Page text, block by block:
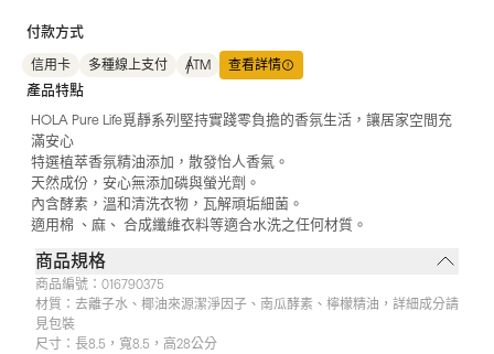
付款方式
信用卡 多種線上支付 ATM 查看詳情
產品特點
HOLA Pure Life覓靜系列堅持實踐零負擔的香氛生活，讓居家空間充
滿安心
特選植萃香氛精油添加，散發怡人香氣。
天然成份，安心無添加磷與螢光劑。
內含酵素，溫和清洗衣物，瓦解頑垢細菌。
適用棉 、麻、 合成纖維衣料等適合水洗之任何材質。
商品規格
商品編號： 016790375
材質： 去離子水、椰油來源潔淨因子、南瓜酵素、檸檬精油，詳細成分請
見包裝
尺寸： 長8.5，寬8.5，高28公分